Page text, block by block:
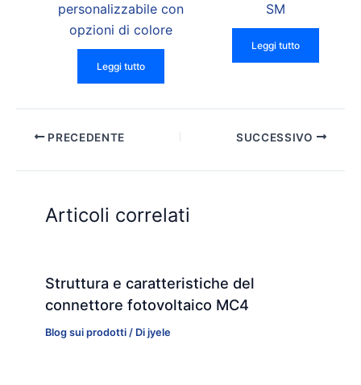
personalizzabile con
opzioni di colore
Leggi tutto
SM
Leggi tutto
PRECEDENTE SUCCESSIVO
Articoli correlati
Struttura e caratteristiche del
connettore fotovoltaico MC4
Blog sui prodotti / Dijyele